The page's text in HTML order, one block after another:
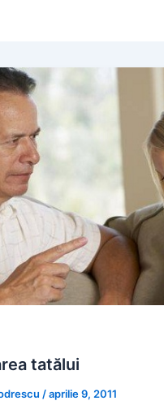
tatălui
/aprilie 9, 2011